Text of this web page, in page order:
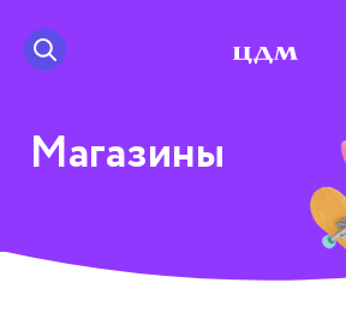
Магазины